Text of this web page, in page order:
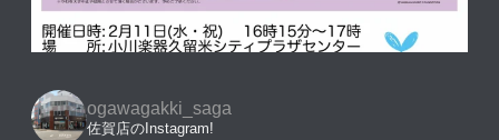
ogawagakki_saga
佐賀店のInstagram!